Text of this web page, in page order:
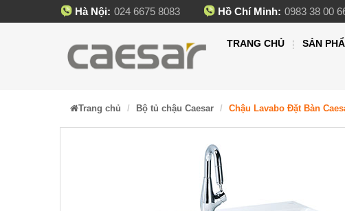
Hà Nội: 024 6675 8083 Hồ Chí Minh: 0983 38 00
TRANG CHỦ SẢN
Trang chủ Bộ tủ chậu Caesar Chậu Lavabo Đặt Bàn